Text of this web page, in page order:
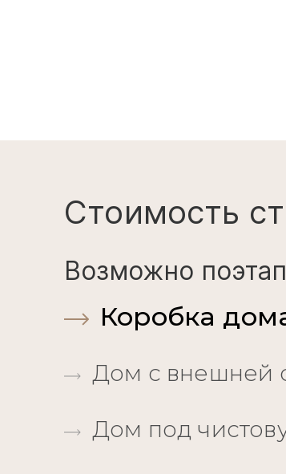
Стоимость
Возможно
Коробка
Дом с внешней
Дом под